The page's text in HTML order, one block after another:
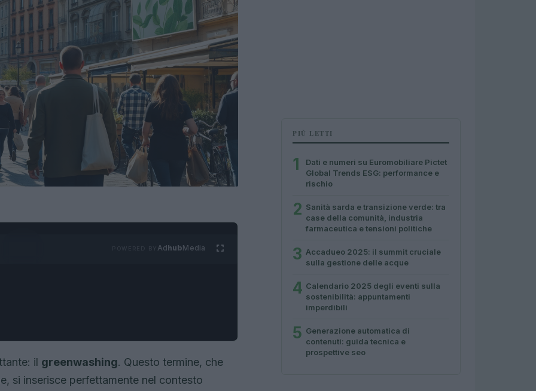
AdhubMedia
il greenwashing. Questo termine, che
si inserisce perfettamente nel contesto
PIÙ LETTI
1
Dati e numeri su Euromobiliare Pictet
Global Trends ESG: performance e
rischio
2 Sanità sarda e transizione verde: tra
case della comunità, industria
farmaceutica e tensioni politiche
3 Accadueo 2025: il summit cruciale
sulla gestione delle acque
4 Calendario 2025 degli eventi sulla
sostenibilità: appuntamenti
imperdibili
5 Generazione automatica di
contenuti: guida tecnica e
prospettive seo